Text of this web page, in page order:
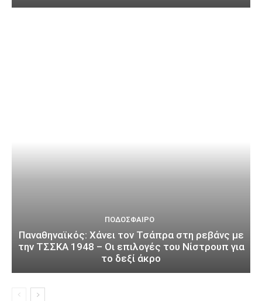
ΠΟΔΌΣΦΑΙΡΟ
Παναθηναϊκός: Χάνει τον Τσάπρα στη ρεβάνς με
την ΤΣΣΚΑ 1948 – Οι επιλογές του Νίστρουπ για
το δεξί άκρο